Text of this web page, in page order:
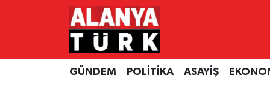
GÜNDEM POLİTİKA ASAYİŞ
POLİTİKA
Nöbetçi Eczaneler
Hava Durumu